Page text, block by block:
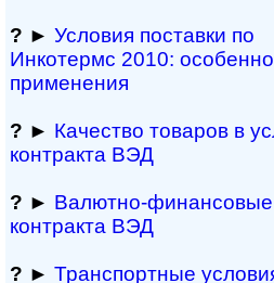
? ► Условия поставки по
Инкотермс 2010:
применения
? ► Качество товаров в
контракта ВЭД
? ► Валютно-финансовые
контракта ВЭД
? ► Транспортные